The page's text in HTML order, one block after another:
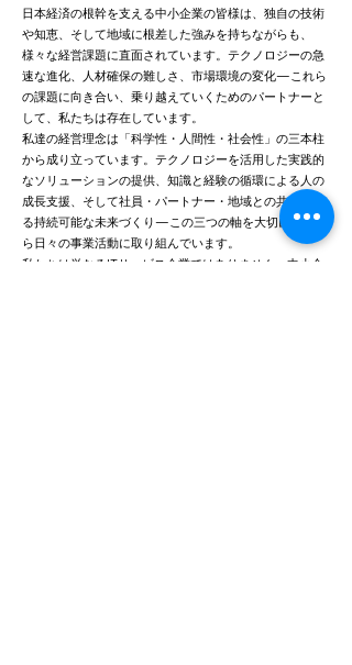
日本経済の根幹を支える中小企業の皆様は、独自の技術
や知恵、そして地域に根差した強みを持ちながらも、
様々な経営課題に直面されています。テクノロジーの急
速な進化、人材確保の難しさ、市場環境の変化—これら
の課題に向き合い、乗り越えていくためのパートナーと
して、私たちは存在しています。
私達の経営理念は「科学性・人間性・社会性」の三本柱
から成り立っています。テクノロジーを活用した実践的
なソリューションの提供、知識と経験の循環による人の
成長支援、そして社員・パートナー・地域との共創によ
る持続可能な未来づくり—この三つの軸を大切にしなが
ら日々の事業活動に取り組んでいます。
私たちは単なるITサービス企業ではありません。中小企